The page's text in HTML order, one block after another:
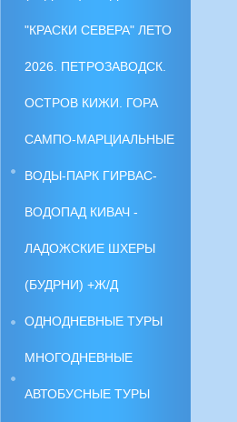
"КРАСКИ СЕВЕРА" ЛЕТО
2026. ПЕТРОЗАВОДСК.
ОСТРОВ КИЖИ. ГОРА
САМПО-МАРЦИАЛЬНЫЕ
ВОДЫ-ПАРК ГИРВАС-
ВОДОПАД КИВАЧ -
ЛАДОЖСКИЕ ШХЕРЫ
(БУДРНИ) +Ж/Д
ОДНОДНЕВНЫЕ ТУРЫ
МНОГОДНЕВНЫЕ
АВТОБУСНЫЕ ТУРЫ